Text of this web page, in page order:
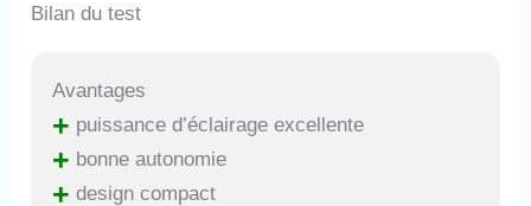
Bilan du test
Avantages
+ puissance d’éclairage excellente
+ bonne autonomie
+ design compact